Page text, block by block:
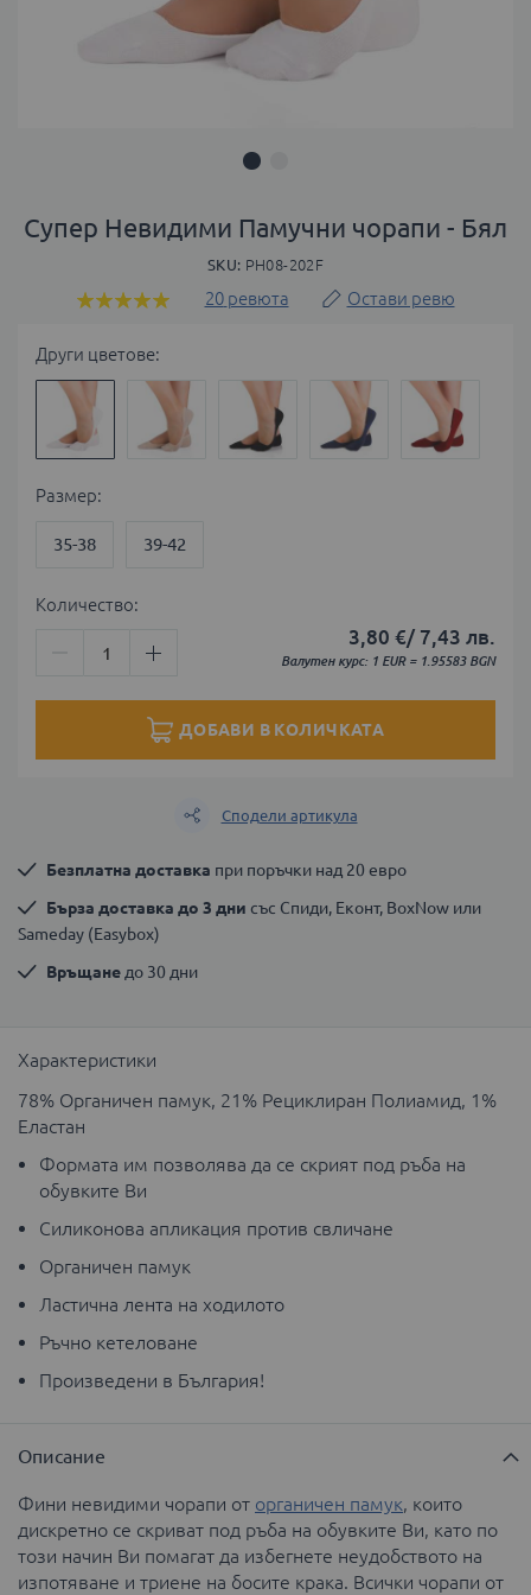
към
началото
галерия
Супер Невидими Памучни чорапи - Бял
SKU PH08-202F
Оценка:
20 ревюта Остави ревю
Други цветове:
Размер
35-38 39-42
3,80 €/ 7,43 лв.
Валутен курс: 1 EUR = 1.95583 BGN
Количество:
ДОБАВИ В КОЛИЧКАТА
Сподели артикула
Безплатна доставка при поръчки над 20 евро
Бърза доставка до 3 дни със Спиди, Еконт, BoxNow или
Sameday (Easybox)
Връщане до 30 дни
Характеристики
78% Органичен памук, 21% Рециклиран Полиамид, 1%
Еластан
Формата им позволява да се скрият под ръба на
обувките Ви
Силиконова апликация против свличане
Органичен памук
Ластична лента на ходилото
Ръчно кетеловане
Произведени в България!
Описание
Фини невидими чорапи от органичен памук, които
дискретно се скриват под ръба на обувките Ви, като по
този начин Ви помагат да избегнете неудобството на
изпотяване и триене на босите крака. Всички чорапи от